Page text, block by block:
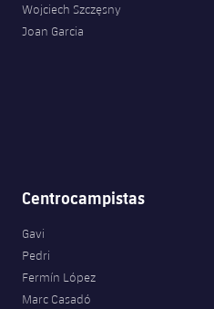
Wojciech Szczęsny
Joan Garcia
Centrocampistas
Gavi
Pedri
Fermín López
Marc Casadó